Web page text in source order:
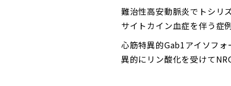
難治性高安動脈炎でトシリ
サイトカイン血症を伴う
心筋特異的Gab1アイソフ
異的にリン酸化を受けて